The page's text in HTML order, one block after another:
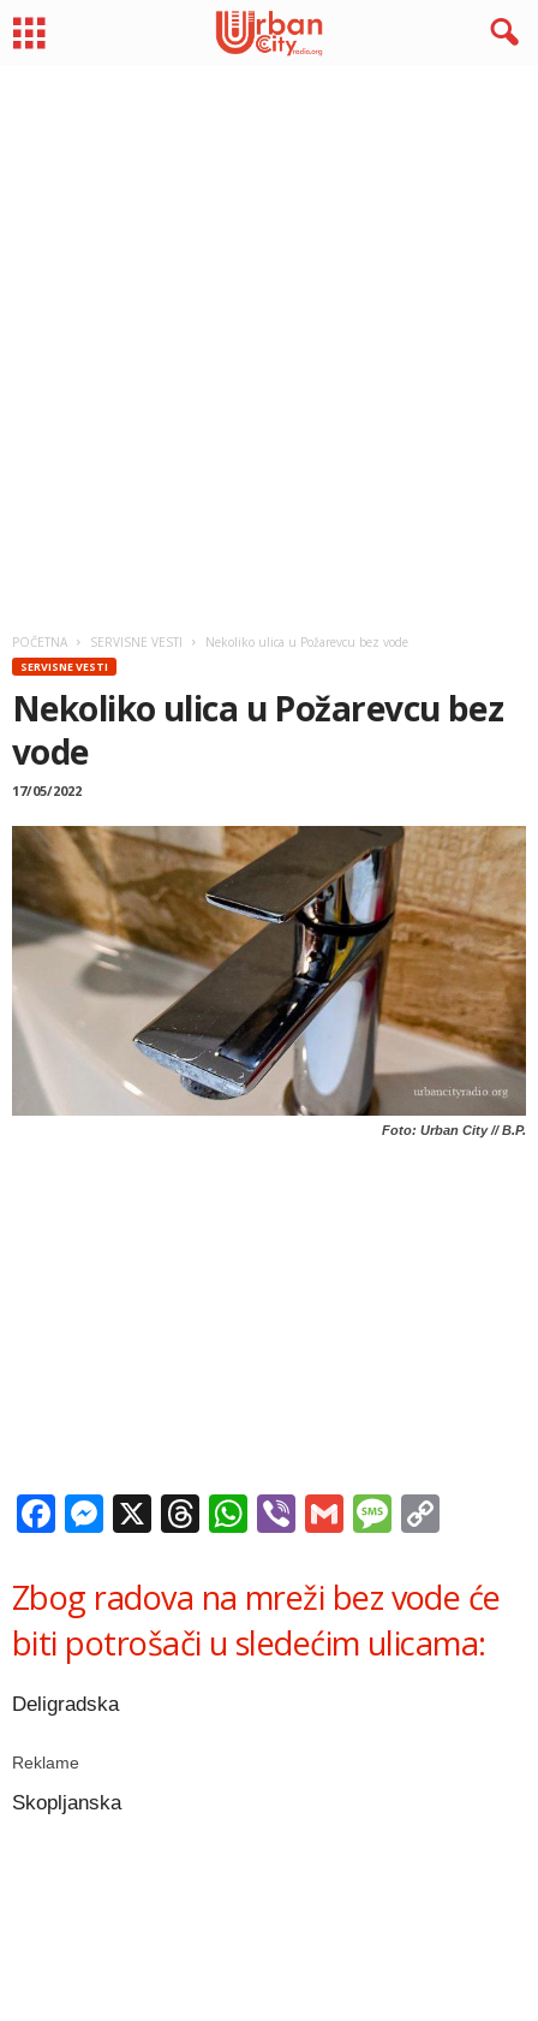
POČETNA SERVISNE VESTI Nekoliko ulica u Požarevcu bez vode
SERVISNE VESTI
Nekoliko ulica u Požarevcu bez
vode
17/05/2022
Foto: Urban City // B.P.
Facebook
Messenger
X Threads
WhatsApp
ViberGmail
Zbog radova na mreži bez vode će
biti potrošači u sledećim ulicama:
Deligradska
Reklame
Skopljanska